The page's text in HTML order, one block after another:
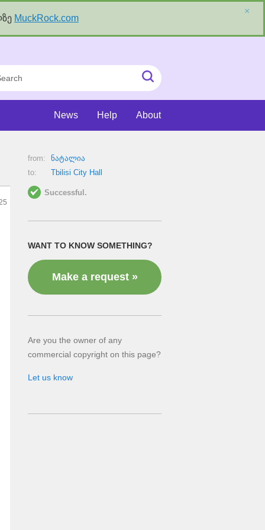
MuckRock.com
×
Submit
Search
About
Help
News
from:
ნატალია
to:
Tbilisi City Hall
Successful.
WANT TO KNOW SOMETHING?
Make a request »
Are you the owner of any
commercial copyright on this page?
Let us know